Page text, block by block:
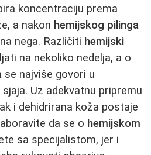
koncentraciju prema
a nakon hemijskog pilinga
nega. Različiti hemijski
na nekoliko nedelja, a o
se najviše govori u
Uz adekvatnu pripremu
i dehidrirana koža postaje
da se o hemijskom
sa specijalistom, jer i